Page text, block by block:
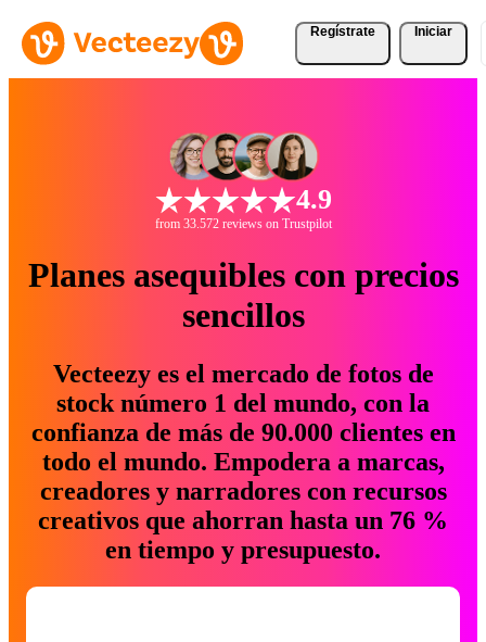
Regístrate Iniciar
4.9
from 33.572 reviews on Trustpilot
Planes asequibles con precios
sencillos
Vecteezy es el mercado de fotos de
stock número 1 del mundo, con la
confianza de más de 90.000 clientes en
todo el mundo. Empodera a marcas,
creadores y narradores con recursos
creativos que ahorran hasta un 76 %
en tiempo y presupuesto.